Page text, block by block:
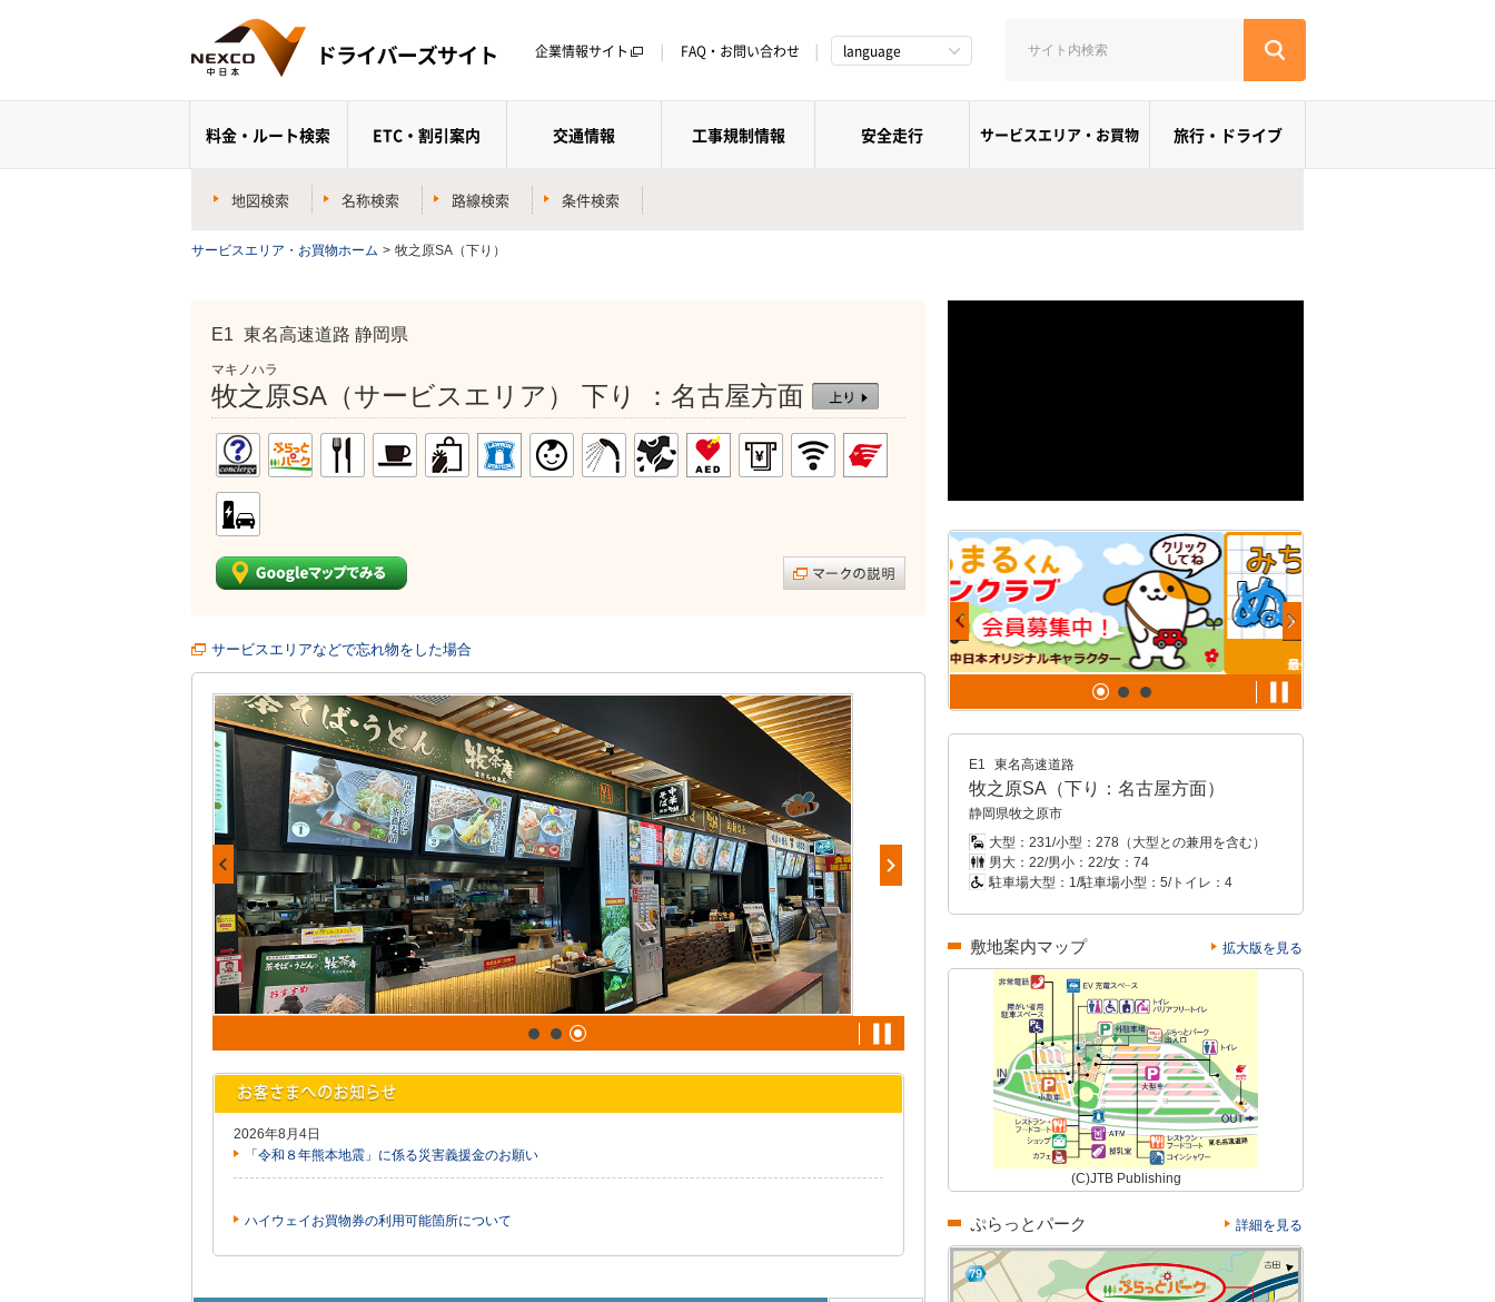
企業情報サイト FAQ・お問い合わせ language
料金・ルート検索 ETC・割引案内 交通情報 工事規制情報 安全走行 サービスエリア・お買物 旅行・ドライブ
地図検索 名称検索 路線検索 条件検索
サービスエリア・お買物ホーム > 牧之原SA（下り）
E1 東名高速道路 静岡県
マキノハラ
牧之原SA（サービスエリア） 下り ：名古屋方面
サービスエリアなどで忘れ物をした場合
2026年8月4日
「令和８年熊本地震」に係る災害義援金のお願い
ハイウェイお買物券の利用可能箇所について
E1 東名高速道路
牧之原SA（下り：名古屋方面）
静岡県牧之原市
大型：231/小型：278（大型との兼用を含む）
男大：22/男小：22/女：74
駐車場大型：1/駐車場小型：5/トイレ：4
敷地案内マップ 拡大版を見る
(C)JTB Publishing
ぷらっとパーク 詳細を見る